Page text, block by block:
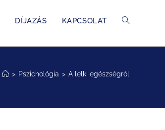
DÍJAZÁS KAPCSOLAT
> Pszichológia > A lelki egészségről